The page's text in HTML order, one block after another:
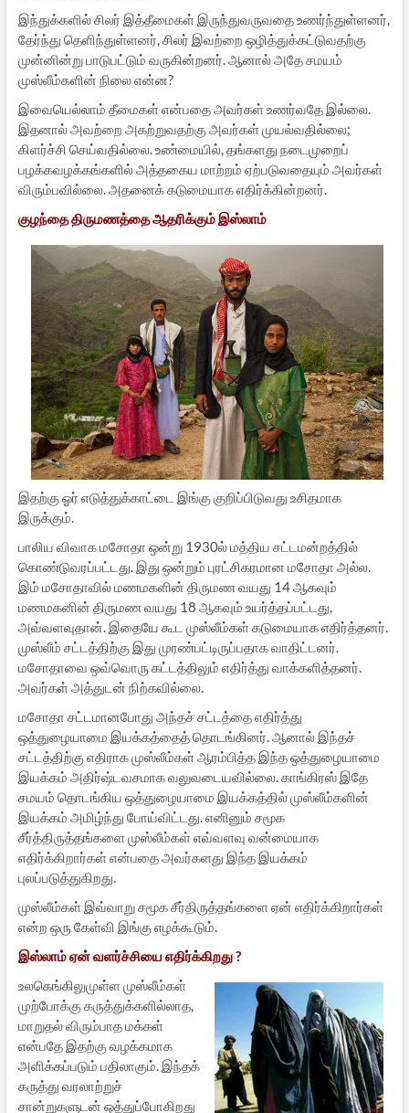
இந்துக்களில் சிலர் இத்தீமைகள் இருந்துவருவதை உணர்ந்துள்ளனர்,
தேர்ந்து தெளிந்துள்ளனர், சிலர் இவற்றை ஒழித்துக்கட்டுவதற்கு
முன்னின்று பாடுபட்டும் வருகின்றனர். ஆனால் அதே சமயம்
முஸ்லீம்களின் நிலை என்ன?
இவையெல்லாம் தீமைகள் என்பதை அவர்கள் உணர்வதே இல்லை.
இதனால் அவற்றை அகற்றுவதற்கு அவர்கள் முயல்வதில்லை;
கிளர்ச்சி செய்வதில்லை. உண்மையில், தங்களது நடைமுறைப்
பழக்கவழக்கங்களில் அத்தகைய மாற்றம் ஏற்படுவதையும் அவர்கள்
விரும்பவில்லை. அதனைக் கடுமையாக எதிர்க்கின்றனர்.
குழந்தை திருமணத்தை ஆதரிக்கும் இஸ்லாம்
இதற்கு ஓர் எடுத்துக்காட்டை இங்கு குறிப்பிடுவது உசிதமாக
இருக்கும்.
பாலிய விவாக மசோதா ஒன்று 1930ல் மத்திய சட்டமன்றத்தில்
கொண்டுவரப்பட்டது. இது ஒன்றும் புரட்சிகரமான மசோதா அல்ல.
இம் மசோதாவில் மணமகளின் திருமண வயது 14 ஆகவும்
மணமகனின் திருமண வயது 18 ஆகவும் உயர்த்தப்பட்டது,
அவ்வளவுதான். இதையே கூட முஸ்லீம்கள் கடுமையாக எதிர்த்தனர்.
முஸ்லீம் சட்டத்திற்கு இது முரண்பட்டிருப்பதாக வாதிட்டனர்.
மசோதாவை ஒவ்வொரு கட்டத்திலும் எதிர்த்து வாக்களித்தனர்.
அவர்கள் அத்துடன் நிற்கவில்லை.
மசோதா சட்டமானபோது அந்தச் சட்டத்தை எதிர்த்து
ஒத்துழையாமை இயக்கத்தைத் தொடங்கினர். ஆனால் இந்தச்
சட்டத்திற்கு எதிராக முஸ்லீம்கள் ஆரம்பித்த இந்த ஒத்துழையாமை
இயக்கம் அதிர்ஷ்டவசமாக வலுவடையவில்லை. காங்கிரஸ் இதே
சமயம் தொடங்கிய ஒத்துழையாமை இயக்கத்தில் முஸ்லீம்களின்
இயக்கம் அமிழ்ந்து போய்விட்டது. எனினும் சமூக
சீர்த்திருத்தங்களை முஸ்லீம்கள் எவ்வளவு வன்மையாக
எதிர்க்கிறார்கள் என்பதை அவர்களது இந்த இயக்கம்
புலப்படுத்துகிறது.
முஸ்லீம்கள் இவ்வாறு சமூக சீர்திருத்தங்களை ஏன் எதிர்க்கிறார்கள்
என்ற ஒரு கேள்வி இங்கு எழக்கூடும்.
இஸ்லாம் ஏன் வளர்ச்சியை எதிர்க்கிறது ?
உலகெங்கிலுமுள்ள முஸ்லீம்கள்
முற்போக்கு கருத்துக்களில்லாத,
மாறுதல் விரும்பாத மக்கள்
என்பதே இதற்கு வழக்கமாக
அளிக்கப்படும் பதிலாகும். இந்தக்
கருத்து வரலாற்றுச்
சான்றுகளுடன் ஒத்துப்போகிறது